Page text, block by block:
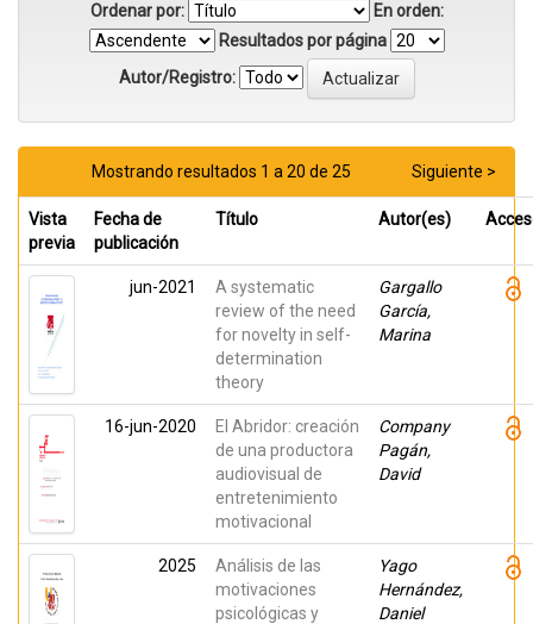
Ordenar por:
En orden:
Resultados por página
Autor/Registro:
Mostrando resultados 1 a 20 de 25 Siguiente >
Vista
previa
Fecha de
publicación
Título Autor(es)
jun-2021
A systematic
review of the need
for novelty in self-
determination
theory
Gargallo
García,
Marina
16-jun-2020
El Abridor: creación
de una productora
audiovisual de
entretenimiento
motivacional
Company
Pagán,
David
2025
Análisis de las
motivaciones
psicológicas y
Yago
Hernández,
Daniel